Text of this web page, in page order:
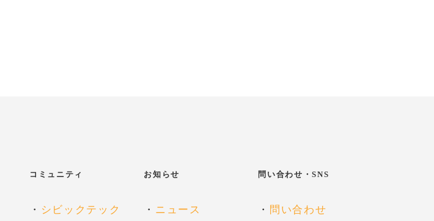
コミュニティ
・ シビックテック
お知らせ
・ ニュース
問い合わせ・SNS
・ 問い合わせ